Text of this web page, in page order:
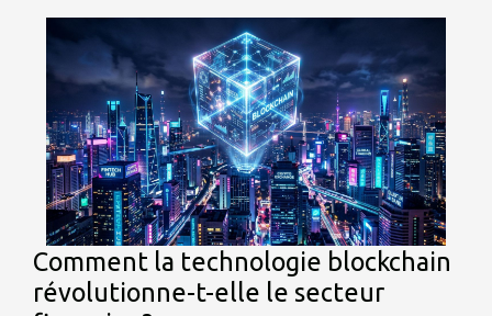
Comment la technologie blockchain
révolutionne-t-elle le secteur